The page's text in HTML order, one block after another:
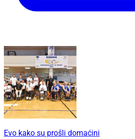
Evo kako su prošli domaćini